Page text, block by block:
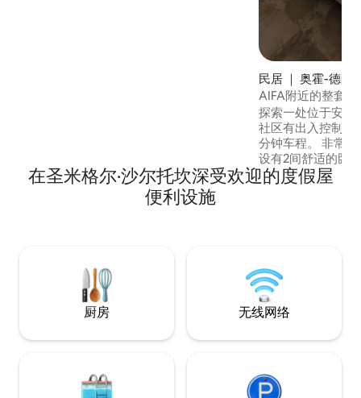
民居 ｜ 奥霍-德阿
AIFA附近的整套
探索一处位于安全
社区有出入控制和
分钟车程。 非常
设有2间舒适的卧
电视的温馨客厅和
受有顶棚的露台，
在圣米格尔·沙尔托坎深受欢迎的度假屋
便利设施
厨房 无线网络